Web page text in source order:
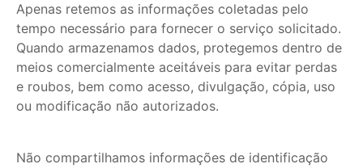
Apenas retemos as informações coletadas pelo
tempo necessário para fornecer o serviço solicitado.
Quando armazenamos dados, protegemos dentro de
meios comercialmente aceitáveis para evitar perdas
e roubos, bem como acesso, divulgação, cópia, uso
ou modificação não autorizados.
Não compartilhamos informações de identificação